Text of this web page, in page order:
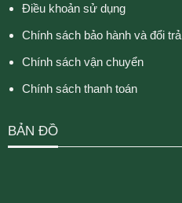
Điều khoản sử dụng
Chính sách bảo hành và đổi trả
Chính sách vận chuyển
Chính sách thanh toán
BẢN ĐỒ